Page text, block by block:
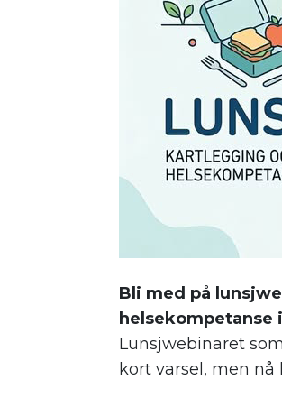
Bli med på
helsekompetanse
Lunsjwebinaret
kort varsel, men